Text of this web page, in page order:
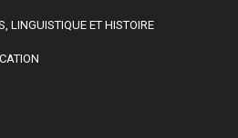
LINGUISTIQUE ET HISTOIRE